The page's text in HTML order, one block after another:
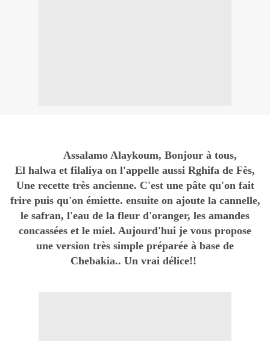
Assalamo Alaykoum, Bonjour à tous,
El halwa et filaliya on l'appelle aussi Rghifa de Fès,
Une recette très ancienne. C'est une pâte qu'on fait
frire puis qu'on émiette. ensuite on ajoute la cannelle,
le safran, l'eau de la fleur d'oranger, les amandes
concassées et le miel. Aujourd'hui je vous propose
une version très simple préparée à base de
Chebakia.. Un vrai délice!!